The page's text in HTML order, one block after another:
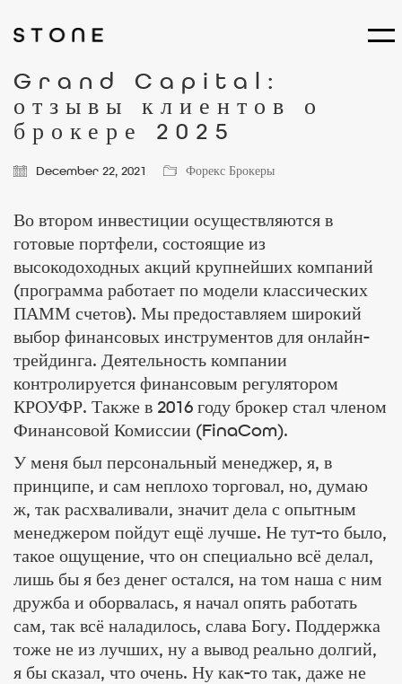
Grand Capital:
отзывы клиентов о
брокере 2025
December 22, 2021 Форекс Брокеры
Во втором инвестиции осуществляются в
готовые портфели, состоящие из
высокодоходных акций крупнейших компаний
(программа работает по модели классических
ПАММ счетов). Мы предоставляем широкий
выбор финансовых инструментов для онлайн-
трейдинга. Деятельность компании
контролируется финансовым регулятором
КРОУФР. Также в 2016 году брокер стал членом
Финансовой Комиссии (FinaCom).
У меня был персональный менеджер, я, в
принципе, и сам неплохо торговал, но, думаю
ж, так расхваливали, значит дела с опытным
менеджером пойдут ещё лучше. Не тут-то было,
такое ощущение, что он специально всё делал,
лишь бы я без денег остался, на том наша с ним
дружба и оборвалась, я начал опять работать
сам, так всё наладилось, слава Богу. Поддержка
тоже не из лучших, ну а вывод реально долгий,
я бы сказал, что очень. Ну как-то так, даже не